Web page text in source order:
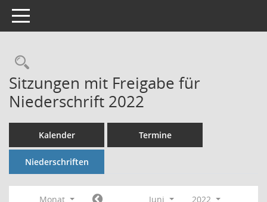
Toggle navigation
Rechercheauswahl
Sitzungen mit Freigabe für
Niederschrift 2022
Kalender Termine
Niederschriften
Monat Juni
2022